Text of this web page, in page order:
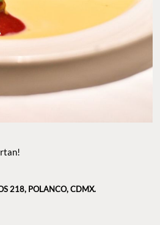
218, POLANCO, CDMX.